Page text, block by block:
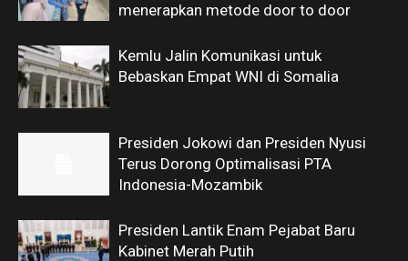
menerapkan metode door to door
Kemlu Jalin Komunikasi untuk
Bebaskan Empat WNI di Somalia
Presiden Jokowi dan Presiden Nyusi
Terus Dorong Optimalisasi PTA
Indonesia-Mozambik
Presiden Lantik Enam Pejabat Baru
Kabinet Merah Putih